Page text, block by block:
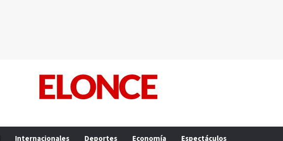
Internacionales Deportes Economía Espectáculos